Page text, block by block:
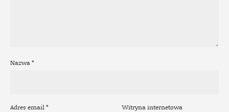
Nazwa*
Adres email* Witryna internetowa